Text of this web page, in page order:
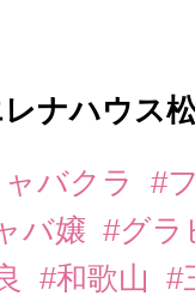
ナハウス
バクラ
#
バ嬢 #グ
#和歌山
#